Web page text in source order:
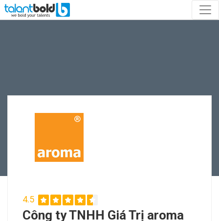
4.5
Công ty TNHH Giá Trị aroma